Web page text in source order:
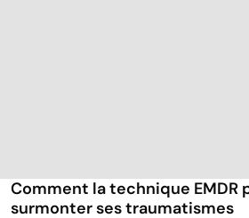
Comment la technique EMDR
surmonter ses traumatismes